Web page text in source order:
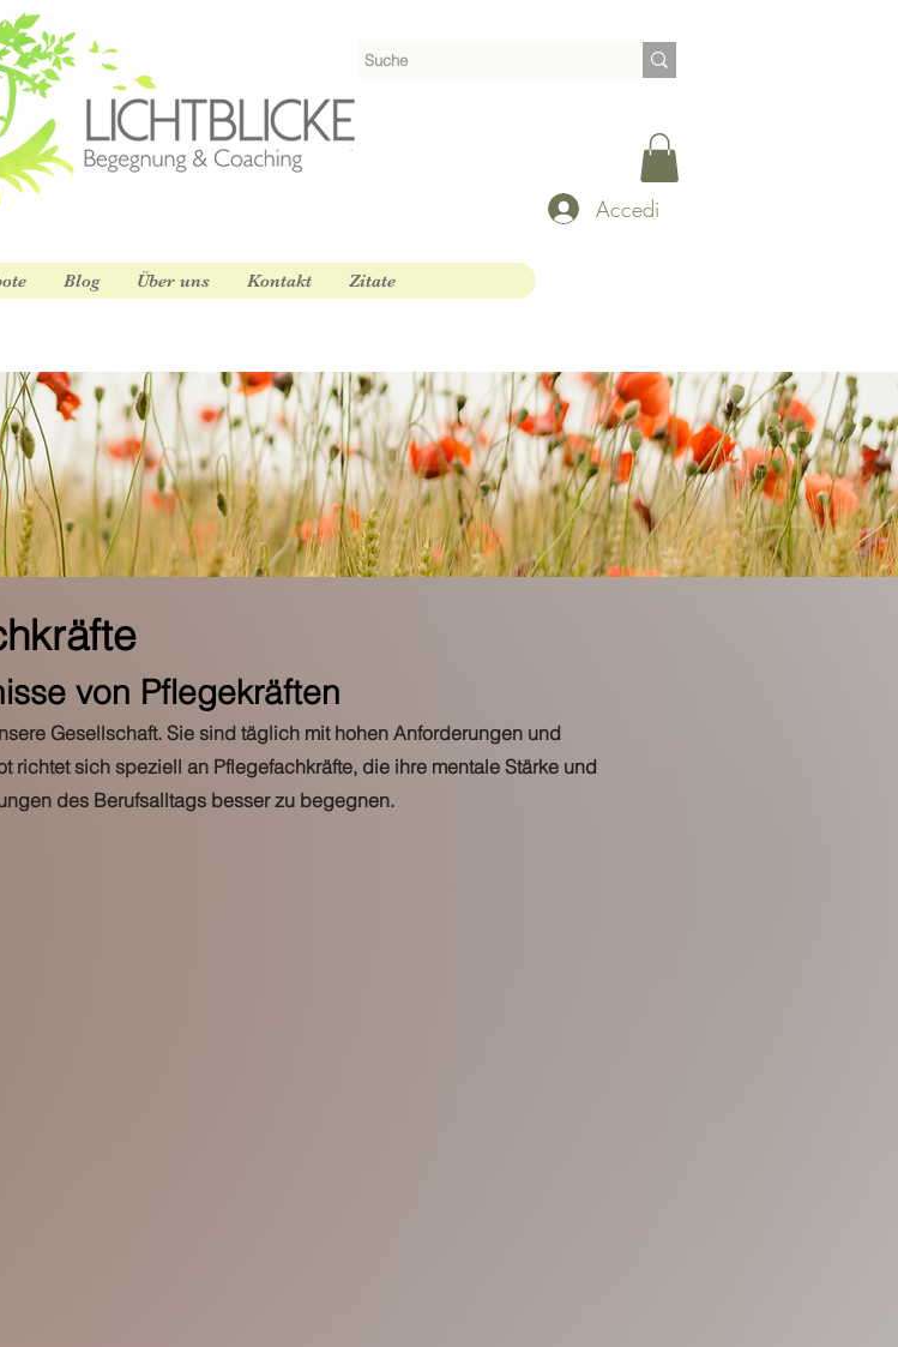
Accedi
Blog Über uns Kontakt Zitate
von Pflegekräften
Gesellschaft. Sie sind täglich mit hohen Anforderungen und
richtet sich speziell an Pflegefachkräfte, die ihre mentale Stärke und
des Berufsalltags besser zu begegnen.